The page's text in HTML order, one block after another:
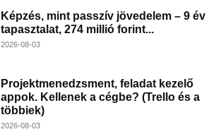
Képzés, mint passzív jövedelem – 9 év
tapasztalat, 274 millió forint...
2026-08-03
Projektmenedzsment, feladat kezelő
appok. Kellenek a cégbe? (Trello és a
többiek)
2026-08-03